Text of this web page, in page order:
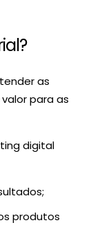
as
para as
digital
produtos